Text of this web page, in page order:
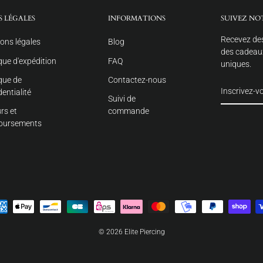
LÉGALES
légales
d'expédition
de
et
INFORMATIONS
Blog
FAQ
Contactez-nous
Suivi de
commande
SUIVEZ
Recevez
des
uniques.
© 2026 Elite Piercing